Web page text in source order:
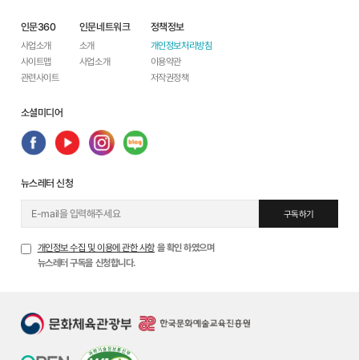
인문360
사업소개
사이트맵
관련사이트
인문네트워크
소개
사업소개
정책정보
개인정보처리방침
이용약관
저작권정책
소셜미디어
뉴스레터 신청
구독하기
개인정보 수집 및 이용에 관한 사항 을 확인 하였으며
뉴스레터 구독을 신청합니다.